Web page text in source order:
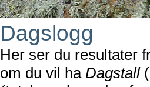
Dagslogg
Her ser du resultater
om du vil ha Dagstall